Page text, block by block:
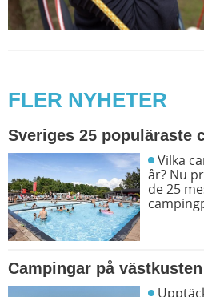
FLER NYHETER
Sveriges 25 populäraste
Vilka campingar toppar listan i
år? Nu
de 25
favorit
Campingar på